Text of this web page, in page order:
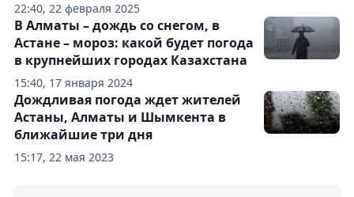
22:40, 22 февраля 2025
15:40, 17 января 2024
В Алматы – дождь со снегом, в
Астане – мороз: какой будет погода
в крупнейших городах Казахстана
15:17, 22 мая 2023
Дождливая погода ждет жителей
Астаны, Алматы и Шымкента в
ближайшие три дня